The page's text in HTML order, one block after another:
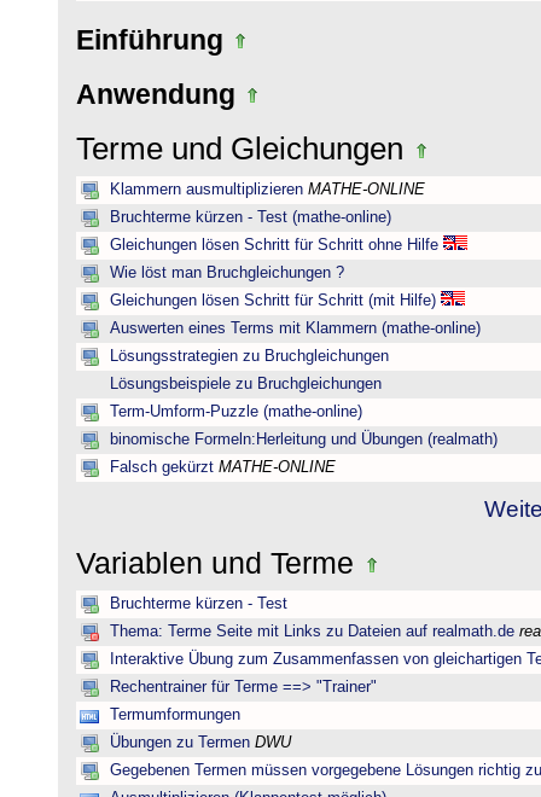
Einführung
Anwendung
Terme und Gleichungen
Klammern ausmultiplizieren MATHE-ONLINE
Bruchterme kürzen - Test (mathe-online)
Gleichungen lösen Schritt für Schritt ohne Hilfe
Wie löst man Bruchgleichungen ?
Gleichungen lösen Schritt für Schritt (mit Hilfe)
Auswerten eines Terms mit Klammern (mathe-online)
Lösungsstrategien zu Bruchgleichungen
Lösungsbeispiele zu Bruchgleichungen
Term-Umform-Puzzle (mathe-online)
binomische Formeln:Herleitung und Übungen (realmath)
Falsch gekürzt MATHE-ONLINE
Variablen und Terme
Bruchterme kürzen - Test
Thema: Terme Seite mit Links zu Dateien auf realmath.de
Interaktive Übung zum Zusammenfassen von gleichartigen
Rechentrainer für Terme ==> "Trainer"
Termumformungen
Übungen zu Termen DWU
Gegebenen Termen müssen vorgegebene Lösungen richtig